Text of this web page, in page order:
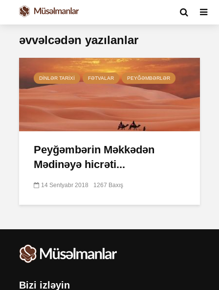
əvvəlcədən yazılanlar
DINLƏR TARIXI FƏTVALAR PEYĞƏMBƏRLƏR
Peyğəmbərin Məkkədən
Mədinəyə hicrəti...
14 Sentyabr 2018 1267 Baxış
Bizi izləyin